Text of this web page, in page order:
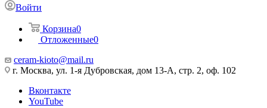
Войти
Корзина0
Отложенные0
ceram-kioto@mail.ru
г. Москва, ул. 1-я Дубровская, дом 13-А, стр. 2, оф. 102
Вконтакте
YouTube